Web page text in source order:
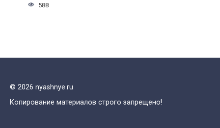
588
© 2026 nyashnye.ru
Копирование материалов строго запрещено!